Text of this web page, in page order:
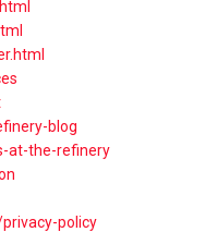
blog
at-the-refinery
policy